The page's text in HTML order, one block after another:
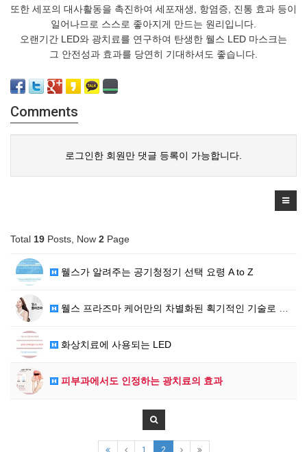
또한 세포의 대사활동을 촉진하여 세포재생, 항염증, 진통 효과 등이
일어나므로 스스로 좋아지게 만드는 원리입니다.
오랜기간 LED와 광치료를 연구하여 탄생한 웰스 LED 마스크는
그 안전성과 효과를 당연히 기대하셔도 좋습니다.
Comments
로그인한 회원만 댓글 등록이 가능합니다.
Total 19 Posts, Now 2 Page
웰스가 알려주는 공기청정기 선택 요령 A to Z
웰스 프라즈마 케어만의 차별화된 획기적인 기술로 오존 …
화상치료에 사용되는 LED
피부과에서도 인정하는 광치료의 효과
1 2